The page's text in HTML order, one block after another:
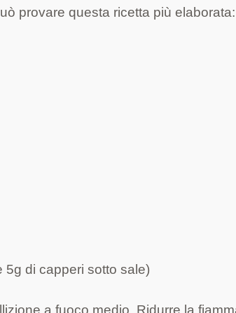
provare questa ricetta più elaborata:
5g di capperi sotto sale)
a fuoco medio. Ridurre la